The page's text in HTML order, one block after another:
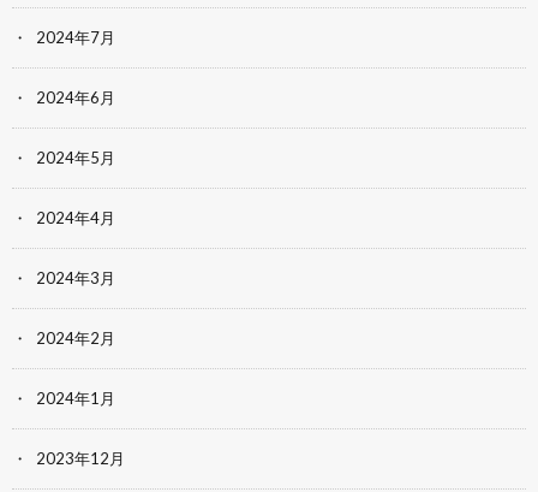
2024年7月
2024年6月
2024年5月
2024年4月
2024年3月
2024年2月
2024年1月
2023年12月